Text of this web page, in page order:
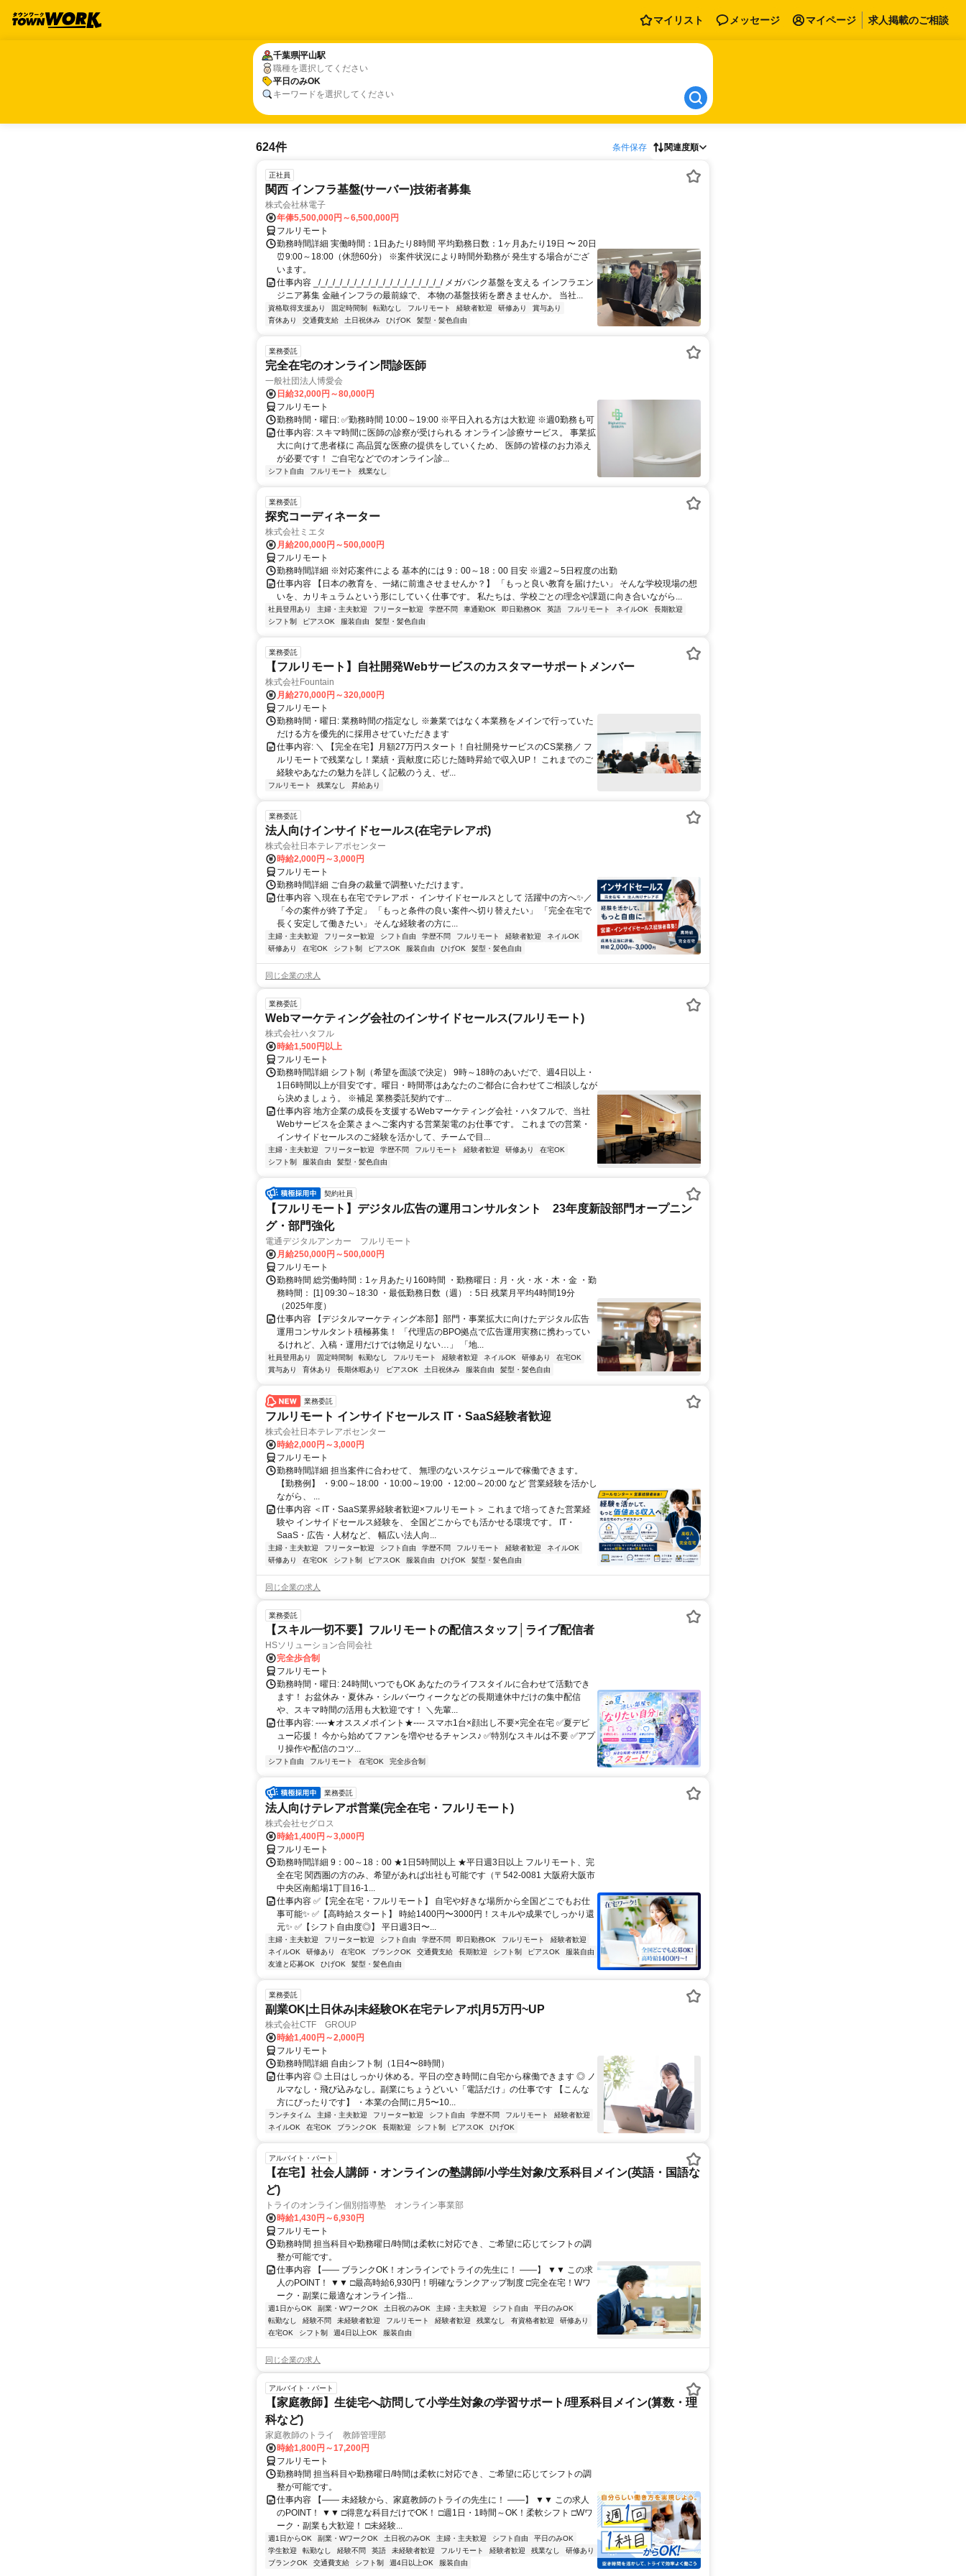
マイリスト メッセージ マイページ 求人掲載のご相談
千葉県平山駅
職種を選択してください
平日のみOK
キーワードを選択してください
千葉県平山駅
平日のみOK
624件 条件保存 関連度順
正社員
関西 インフラ基盤(サーバー)技術者募集
株式会社林電子
年俸5,500,000円～6,500,000円
フルリモート
勤務時間詳細 実働時間：1日あたり8時間 平均勤務日数：1ヶ月あたり19日 〜 20日
⏰9:00～18:00（休憩60分） ※案件状況により時間外勤務が 発生する場合がござ
います。
仕事内容 _/_/_/_/_/_/_/_/_/_/_/_/_/_/_/_/_/_/ メガバンク基盤を支える インフラエン
ジニア募集 金融インフラの最前線で、 本物の基盤技術を磨きませんか。 当社...
資格取得支援あり 固定時間制 転勤なし フルリモート 経験者歓迎 研修あり
賞与あり
育休あり
交通費支給 土日祝休み ひげOK 髪型・髪色自由
業務委託
完全在宅のオンライン問診医師
一般社団法人博愛会
日給32,000円～80,000円
フルリモート
勤務時間・曜日: ✅勤務時間 10:00～19:00 ※平日入れる方は大歓迎 ※週0勤務も可
仕事内容: スキマ時間に医師の診察が受けられる オンライン診療サービス。 事業拡
大に向けて患者様に 高品質な医療の提供をしていくため、 医師の皆様のお力添え
が必要です！ ご自宅などでのオンライン診...
シフト自由 フルリモート 残業なし
業務委託
探究コーディネーター
株式会社ミエタ
月給200,000円～500,000円
フルリモート
勤務時間詳細 ※対応案件による 基本的には 9：00～18：00 目安 ※週2～5日程度の出勤
仕事内容 【日本の教育を、一緒に前進させませんか？】 「もっと良い教育を届けたい」 そんな学校現場の想
いを、カリキュラムという形にしていく仕事です。 私たちは、学校ごとの理念や課題に向き合いながら...
社員登用あり 主婦・主夫歓迎 フリーター歓迎 学歴不問 車通勤OK 即日勤務OK 英語 フルリモート ネイルOK
長期歓迎
シフト制
ピアスOK 服装自由 髪型・髪色自由
業務委託
【フルリモート】自社開発Webサービスのカスタマーサポートメンバー
株式会社Fountain
月給270,000円～320,000円
フルリモート
勤務時間・曜日: 業務時間の指定なし ※兼業ではなく本業務をメインで行っていた
だける方を優先的に採用させていただきます
仕事内容: ＼ 【完全在宅】月額27万円スタート！自社開発サービスのCS業務／ フ
ルリモートで残業なし！業績・貢献度に応じた随時昇給で収入UP！ これまでのご
経験やあなたの魅力を詳しく記載のうえ、ぜ...
フルリモート 残業なし 昇給あり
業務委託
法人向けインサイドセールス(在宅テレアポ)
株式会社日本テレアポセンター
時給2,000円～3,000円
フルリモート
勤務時間詳細 ご自身の裁量で調整いただけます。
仕事内容 ＼現在も在宅でテレアポ・ インサイドセールスとして 活躍中の方へ✨／
「今の案件が終了予定」 「もっと条件の良い案件へ切り替えたい」 「完全在宅で
長く安定して働きたい」 そんな経験者の方に...
主婦・主夫歓迎 フリーター歓迎 シフト自由 学歴不問 フルリモート 経験者歓迎
ネイルOK
研修あり
在宅OK シフト制 ピアスOK 服装自由 ひげOK 髪型・髪色自由
同じ企業の求人
業務委託
Webマーケティング会社のインサイドセールス(フルリモート)
株式会社ハタフル
時給1,500円以上
フルリモート
勤務時間詳細 シフト制（希望を面談で決定） 9時～18時のあいだで、週4日以上・
1日6時間以上が目安です。曜日・時間帯はあなたのご都合に合わせてご相談しなが
ら決めましょう。 ※補足 業務委託契約です...
仕事内容 地方企業の成長を支援するWebマーケティング会社・ハタフルで、当社
Webサービスを企業さまへご案内する営業架電のお仕事です。 これまでの営業・
インサイドセールスのご経験を活かして、チームで目...
主婦・主夫歓迎 フリーター歓迎 学歴不問 フルリモート 経験者歓迎 研修あり
在宅OK
シフト制
服装自由 髪型・髪色自由
契約社員
【フルリモート】デジタル広告の運用コンサルタント 23年度新設部門オープニン
グ・部門強化
電通デジタルアンカー フルリモート
月給250,000円～500,000円
フルリモート
勤務時間 総労働時間：1ヶ月あたり160時間 ・勤務曜日：月・火・水・木・金 ・勤
務時間： [1] 09:30～18:30 ・最低勤務日数（週）：5日 残業月平均4時間19分
（2025年度）
仕事内容 【デジタルマーケティング本部】部門・事業拡大に向けたデジタル広告
運用コンサルタント積極募集！ 「代理店のBPO拠点で広告運用実務に携わってい
るけれど、入稿・運用だけでは物足りない…」 「地...
社員登用あり 固定時間制 転勤なし フルリモート 経験者歓迎 ネイルOK 研修あり
在宅OK
賞与あり
育休あり 長期休暇あり ピアスOK 土日祝休み 服装自由 髪型・髪色自由
業務委託
フルリモート インサイドセールス IT・SaaS経験者歓迎
株式会社日本テレアポセンター
時給2,000円～3,000円
フルリモート
勤務時間詳細 担当案件に合わせて、 無理のないスケジュールで稼働できます。
【勤務例】 ・9:00～18:00 ・10:00～19:00 ・12:00～20:00 など 営業経験を活かし
ながら、 ...
仕事内容 ＜IT・SaaS業界経験者歓迎×フルリモート＞ これまで培ってきた営業経
験や インサイドセールス経験を、 全国どこからでも活かせる環境です。 IT・
SaaS・広告・人材など、 幅広い法人向...
主婦・主夫歓迎 フリーター歓迎 シフト自由 学歴不問 フルリモート 経験者歓迎
ネイルOK
研修あり
在宅OK シフト制 ピアスOK 服装自由 ひげOK 髪型・髪色自由
同じ企業の求人
業務委託
【スキル一切不要】フルリモートの配信スタッフ│ライブ配信者
HSソリューション合同会社
完全歩合制
フルリモート
勤務時間・曜日: 24時間いつでもOK あなたのライフスタイルに合わせて活動でき
ます！ お盆休み・夏休み・シルバーウィークなどの長期連休中だけの集中配信
や、スキマ時間の活用も大歓迎です！ ＼先輩...
仕事内容: ----★オススメポイント★---- スマホ1台×顔出し不要×完全在宅 ✅️夏デビ
ュー応援！ 今から始めてファンを増やせるチャンス♪ ✅️特別なスキルは不要 ✅️アプ
リ操作や配信のコツ...
シフト自由 フルリモート 在宅OK 完全歩合制
業務委託
法人向けテレアポ営業(完全在宅・フルリモート)
株式会社セグロス
時給1,400円～3,000円
フルリモート
勤務時間詳細 9：00～18：00 ★1日5時間以上 ★平日週3日以上 フルリモート、完
全在宅 関西圏の方のみ、希望があれば出社も可能です（〒542-0081 大阪府大阪市
中央区南船場1丁目16-1...
仕事内容 ✅【完全在宅・フルリモート】 自宅や好きな場所から全国どこでもお仕
事可能✨ ✅【高時給スタート】 時給1400円〜3000円！スキルや成果でしっかり還
元✨ ✅【シフト自由度◎】 平日週3日〜...
主婦・主夫歓迎 フリーター歓迎 シフト自由 学歴不問 即日勤務OK フルリモート
経験者歓迎
ネイルOK
研修あり 在宅OK ブランクOK 交通費支給 長期歓迎 シフト制 ピアスOK
服装自由
友達と応募OK
ひげOK 髪型・髪色自由
業務委託
副業OK|土日休み|未経験OK在宅テレアポ|月5万円~UP
株式会社CTF GROUP
時給1,400円～2,000円
フルリモート
勤務時間詳細 自由シフト制（1日4〜8時間）
仕事内容 ◎ 土日はしっかり休める。平日の空き時間に自宅から稼働できます ◎ ノ
ルマなし・飛び込みなし。副業にちょうどいい「電話だけ」の仕事です 【こんな
方にぴったりです】 ・本業の合間に月5〜10...
ランチタイム 主婦・主夫歓迎 フリーター歓迎 シフト自由 学歴不問 フルリモート
経験者歓迎
ネイルOK
在宅OK ブランクOK 長期歓迎 シフト制 ピアスOK ひげOK
アルバイト・パート
【在宅】社会人講師・オンラインの塾講師/小学生対象/文系科目メイン(英語・国語な
ど)
トライのオンライン個別指導塾 オンライン事業部
時給1,430円～6,930円
フルリモート
勤務時間 担当科目や勤務曜日/時間は柔軟に対応でき、ご希望に応じてシフトの調
整が可能です。
仕事内容 【―― ブランクOK！オンラインでトライの先生に！ ――】 ▼▼ この求
人のPOINT！ ▼▼ □最高時給6,930円！明確なランクアップ制度 □完全在宅！Wワ
ーク・副業に最適なオンライン指...
週1日からOK 副業・WワークOK 土日祝のみOK 主婦・主夫歓迎 シフト自由
平日のみOK
転勤なし
経験不問 未経験者歓迎 フルリモート 経験者歓迎 残業なし 有資格者歓迎
研修あり
在宅OK
シフト制 週4日以上OK 服装自由
同じ企業の求人
アルバイト・パート
【家庭教師】生徒宅へ訪問して小学生対象の学習サポート/理系科目メイン(算数・理
科など)
家庭教師のトライ 教師管理部
時給1,800円～17,200円
フルリモート
勤務時間 担当科目や勤務曜日/時間は柔軟に対応でき、ご希望に応じてシフトの調
整が可能です。
仕事内容 【―― 未経験から、家庭教師のトライの先生に！ ――】 ▼▼ この求人
のPOINT！ ▼▼ □得意な科目だけでOK！ □週1日・1時間～OK！柔軟シフト □Wワ
ーク・副業も大歓迎！ □未経験...
週1日からOK 副業・WワークOK 土日祝のみOK 主婦・主夫歓迎 シフト自由
平日のみOK
学生歓迎
転勤なし 経験不問 英語 未経験者歓迎 フルリモート 経験者歓迎 残業なし
研修あり
ブランクOK
交通費支給 シフト制 週4日以上OK 服装自由